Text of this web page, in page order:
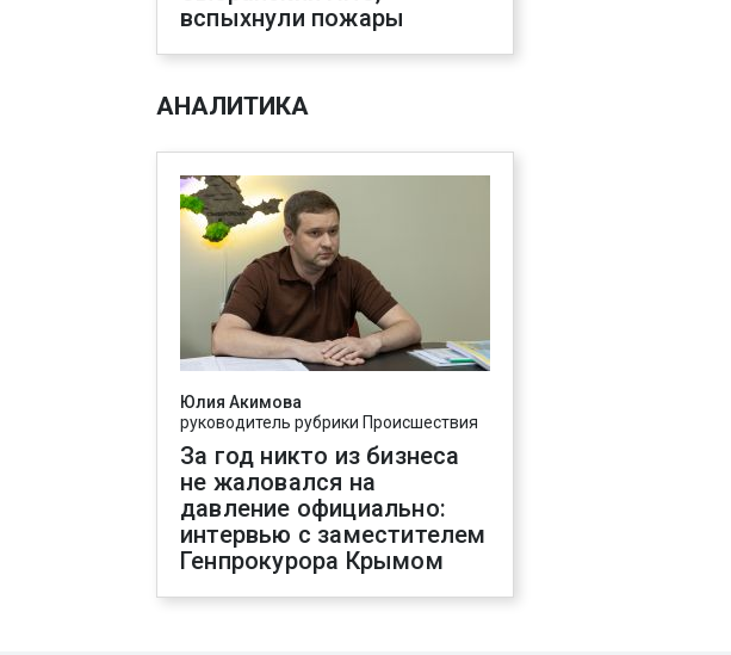
вспыхнули пожары
АНАЛИТИКА
Юлия Акимова
руководитель рубрики Происшествия
За год никто из бизнеса
не жаловался на
давление официально:
интервью с заместителем
Генпрокурора Крымом